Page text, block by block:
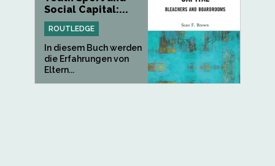
Social Capital:...
ROUTLEDGE
In diesem Buch werden
die Erfahrungen von
Eltern...